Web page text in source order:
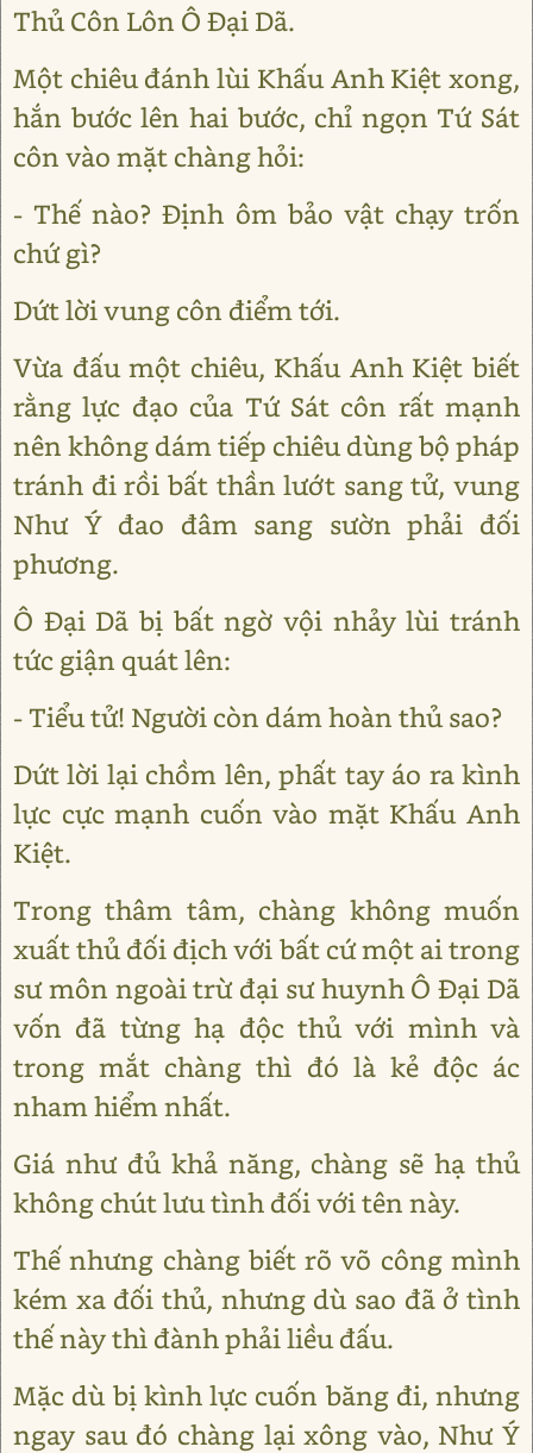
Thủ Côn Lôn Ô Đại Dã.
Một chiêu đánh lùi Khấu Anh Kiệt xong,
hắn bước lên hai bước, chỉ ngọn Tứ Sát
côn vào mặt chàng hỏi:
- Thế nào? Định ôm bảo vật chạy trốn
chứ gì?
Dứt lời vung côn điểm tới.
Vừa đấu một chiêu, Khấu Anh Kiệt biết
rằng lực đạo của Tứ Sát côn rất mạnh
nên không dám tiếp chiêu dùng bộ pháp
tránh đi rồi bất thần lướt sang tử, vung
Như Ý đao đâm sang sườn phải đối
phương.
Ô Đại Dã bị bất ngờ vội nhảy lùi tránh
tức giận quát lên:
- Tiểu tử! Người còn dám hoàn thủ sao?
Dứt lời lại chồm lên, phất tay áo ra kình
lực cực mạnh cuốn vào mặt Khấu Anh
Kiệt.
Trong thâm tâm, chàng không muốn
xuất thủ đối địch với bất cứ một ai trong
sư môn ngoài trừ đại sư huynh Ô Đại Dã
vốn đã từng hạ độc thủ với mình và
trong mắt chàng thì đó là kẻ độc ác
nham hiểm nhất.
Giá như đủ khả năng, chàng sẽ hạ thủ
không chút lưu tình đối với tên này.
Thế nhưng chàng biết rõ võ công mình
kém xa đối thủ, nhưng dù sao đã ở tình
thế này thì đành phải liều đấu.
Mặc dù bị kình lực cuốn băng đi, nhưng
ngay sau đó chàng lại xông vào, Như Ý